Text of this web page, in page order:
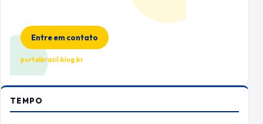
Entre em contato
portalbrasil.blog.br
TEMPO